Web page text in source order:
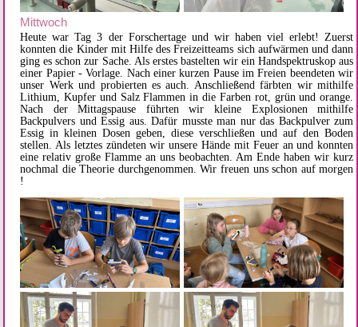
Mittwoch
Heute war Tag 3 der Forschertage und wir haben viel erlebt! Zuerst
konnten die Kinder mit Hilfe des Freizeitteams sich aufwärmen und dann
ging es schon zur Sache. Als erstes bastelten wir ein Handspektruskop aus
einer Papier - Vorlage. Nach einer kurzen Pause im Freien beendeten wir
unser Werk und probierten es auch. Anschließend färbten wir mithilfe
Lithium, Kupfer und Salz Flammen in die Farben rot, grün und orange.
Nach der Mittagspause führten wir kleine Explosionen mithilfe
Backpulvers und Essig aus. Dafür musste man nur das Backpulver zum
Essig in kleinen Dosen geben, diese verschließen und auf den Boden
stellen. Als letztes zündeten wir unsere Hände mit Feuer an und konnten
eine relativ große Flamme an uns beobachten. Am Ende haben wir kurz
nochmal die Theorie durchgenommen. Wir freuen uns schon auf morgen
!